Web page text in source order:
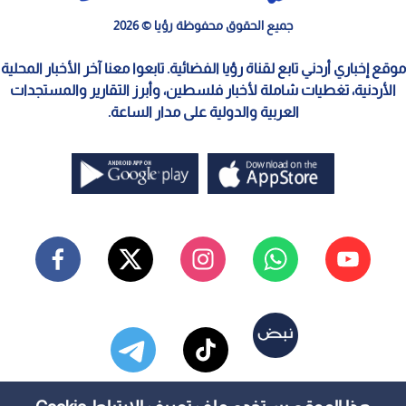
جميع الحقوق محفوظة رؤيا © 2026
موقع إخباري أردني تابع لقناة رؤيا الفضائية. تابعوا معنا آخر الأخبار المحلية
الأردنية، تغطيات شاملة لأخبار فلسطين، وأبرز التقارير والمستجدات
العربية والدولية على مدار الساعة.